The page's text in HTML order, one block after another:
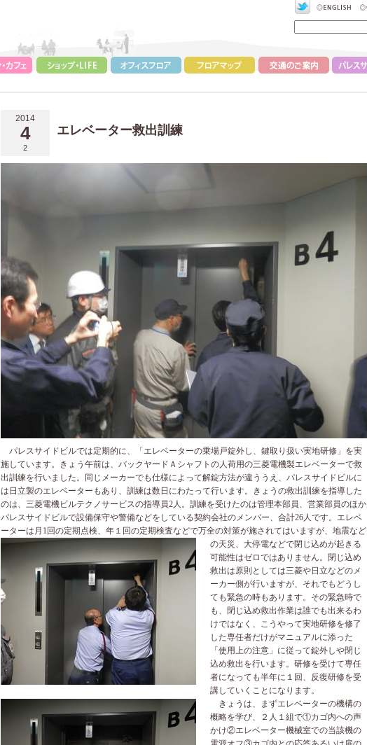
2014
4
2
エレベーター救出訓練
パレスサイドビルでは定期的に、「エレベーターの乗場戸錠外し、鍵取り扱い実地研修」を実
施しています。きょう午前は、バックヤードＡシャフトの人荷用の三菱電機製エレベーターで救
出訓練を行いました。同じメーカーでも仕様によって解錠方法が違ううえ、パレスサイドビルに
は日立製のエレベーターもあり、訓練は数日にわたって行います。きょうの救出訓練を指導した
のは、三菱電機ビルテクノサービスの指導員2人。訓練を受けたのは管理本部員、営業部員のほか
パレスサイドビルで設備保守や警備などをしている契約会社のメンバー、合計26人です。エレベ
ーターは月 1 回の定期点検、年１回の定期検査などで万全の対策が施されてはいますが、地震など
の天災、大停電などで閉じ込めが起きる
可能性はゼロではありません。閉じ込め
救出は原則としては三菱や日立などのメ
ーカー側が行いますが、それでもどうし
ても緊急の時もあります。その緊急時で
も、閉じ込め救出作業は誰でも出来るわ
けではなく、こうやって実地研修を修了
した専任者だけがマニュアルに添った
「使用上の注意」に従って錠外しや閉じ
込め救出を行います。研修を受けて専任
者になっても半年に１回、反復研修を受
講していくことになります。
きょうは、まずエレベーターの機構の
概略を学び、２人１組で①カゴ内への声
かけ②エレベーター機械室での当該機の